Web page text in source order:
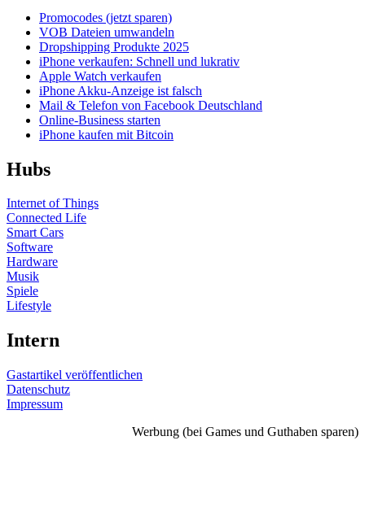
Promocodes (jetzt sparen)
VOB Dateien umwandeln
Dropshipping Produkte 2025
iPhone verkaufen: Schnell und lukrativ
Apple Watch verkaufen
iPhone Akku-Anzeige ist falsch
Mail & Telefon von Facebook Deutschland
Online-Business starten
iPhone kaufen mit Bitcoin
Hubs
Internet of Things
Connected Life
Smart Cars
Software
Hardware
Musik
Spiele
Lifestyle
Intern
Gastartikel veröffentlichen
Datenschutz
Impressum
Werbung (bei Games und Guthaben sparen)